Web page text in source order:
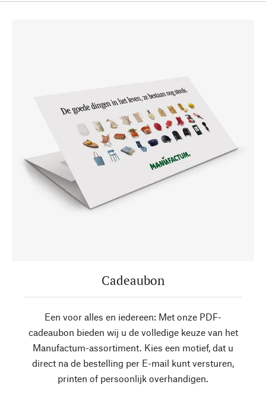
Cadeaubon
Een voor alles en iedereen: Met onze PDF-
cadeaubon bieden wij u de volledige keuze van het
Manufactum-assortiment. Kies een motief, dat u
direct na de bestelling per E-mail kunt versturen,
printen of persoonlijk overhandigen.